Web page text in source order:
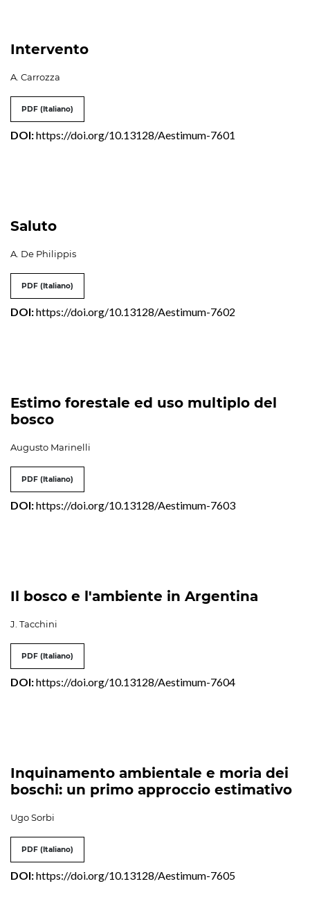
Intervento
A. Carrozza
PDF (Italiano)
DOI:https://doi.org/10.13128/Aestimum-7601
Saluto
A. De Philippis
PDF (Italiano)
DOI:https://doi.org/10.13128/Aestimum-7602
Estimo forestale ed uso multiplo del
bosco
Augusto Marinelli
PDF (Italiano)
DOI:https://doi.org/10.13128/Aestimum-7603
Il bosco e l'ambiente in Argentina
J. Tacchini
PDF (Italiano)
DOI:https://doi.org/10.13128/Aestimum-7604
Inquinamento ambientale e moria dei
boschi: un primo approccio estimativo
Ugo Sorbi
PDF (Italiano)
DOI:https://doi.org/10.13128/Aestimum-7605